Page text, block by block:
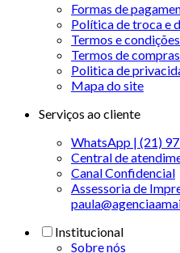
Formas de
Política de troca e
Termos e
Termos de
Politica de
Mapa do site
Serviços ao cliente
WhatsApp | (21)
Central de
Canal Confidencial
Assessoria de
Institucional
Sobre nós